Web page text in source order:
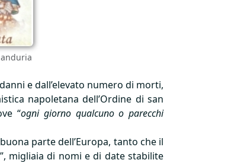
e dall’elevato numero di morti,
napoletana dell’Ordine di san
“ogni giorno qualcuno o parecchi
parte dell’Europa, tanto che il
”, migliaia di nomi e di date stabilite